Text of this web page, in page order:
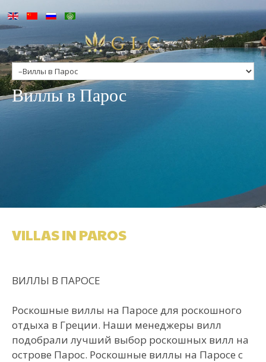
Виллы в Парос
VILLAS IN PAROS
ВИЛЛЫ В ПАРОСЕ
Роскошные виллы на Паросе для роскошного
отдыха в Греции. Наши менеджеры вилл
подобрали лучший выбор роскошных вилл на
острове Парос. Роскошные виллы на Паросе с